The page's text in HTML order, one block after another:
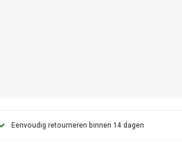
Eenvoudig retourneren binnen 14 dagen